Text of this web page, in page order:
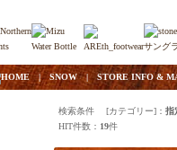
HOME|SNOW| STORE INFO &
検索条件 [カテゴリー]： 指
HIT件数： 19件